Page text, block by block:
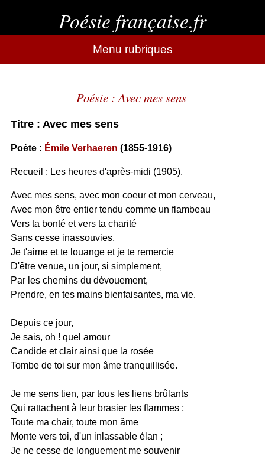
Poésie française.fr
Menu rubriques
Poésie : Avec mes sens
Titre : Avec mes sens
Poète : Émile Verhaeren (1855-1916)
Recueil : Les heures d'après-midi (1905).
Avec mes sens, avec mon coeur et mon cerveau,
Avec mon être entier tendu comme un flambeau
Vers ta bonté et vers ta charité
Sans cesse inassouvies,
Je t'aime et te louange et je te remercie
D'être venue, un jour, si simplement,
Par les chemins du dévouement,
Prendre, en tes mains bienfaisantes, ma vie.
Depuis ce jour,
Je sais, oh ! quel amour
Candide et clair ainsi que la rosée
Tombe de toi sur mon âme tranquillisée.
Je me sens tien, par tous les liens brûlants
Qui rattachent à leur brasier les flammes ;
Toute ma chair, toute mon âme
Monte vers toi, d'un inlassable élan ;
Je ne cesse de longuement me souvenir